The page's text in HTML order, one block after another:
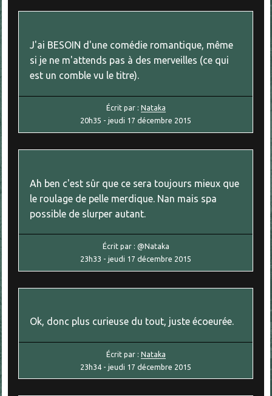
J'ai BESOIN d'une comédie romantique, même
si je ne m'attends pas à des merveilles (ce qui
est un comble vu le titre).
Écrit par : Nataka
20h35 -jeudi 17 décembre 2015
Ah ben c'est sûr que ce sera toujours mieux que
le roulage de pelle merdique. Nan mais spa
possible de slurper autant.
Écrit par : @Nataka
23h33 -jeudi 17 décembre 2015
Ok, donc plus curieuse du tout, juste écoeurée.
Écrit par : Nataka
23h34 -jeudi 17 décembre 2015